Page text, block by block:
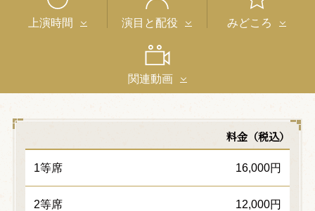
上演時間 演目と配役 みどころ
関連動画
料金（税込）
1等席 16,000円
2等席 12,000円